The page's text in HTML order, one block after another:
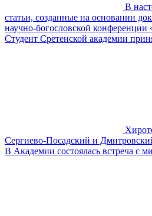
В
статьи, созданные на основании
научно-богословской
Студент Сретенской академии
Сергиево-Посадский и
В Академии состоялась встреча с